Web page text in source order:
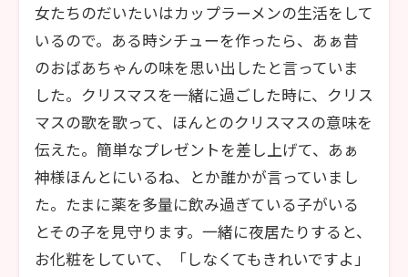
女たちのだいたいはカップラーメンの生活をして
いるので。ある時シチューを作ったら、あぁ昔
のおばあちゃんの味を思い出したと言っていま
した。クリスマスを一緒に過ごした時に、クリス
マスの歌を歌って、ほんとのクリスマスの意味を
伝えた。簡単なプレゼントを差し上げて、あぁ
神様ほんとにいるね、とか誰かが言っていまし
た。たまに薬を多量に飲み過ぎている子がいる
とその子を見守ります。一緒に夜居たりすると、
お化粧をしていて、「しなくてもきれいですよ」